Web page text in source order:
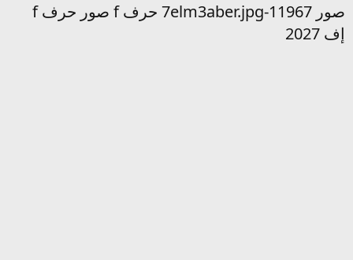
صور 11967-7elm3aber.jpg حرف f صور حرف f
إف 2027